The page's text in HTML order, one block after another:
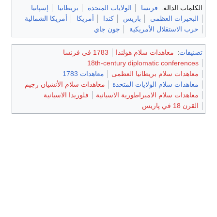
الكلمات الدالة: فرنسا الولايات المتحدة بريطانيا
إسپانيا
البحيرات العظمى
باريس كندا أمريكا
أمريكا الشمالية
حرب الاستقلال الأمريكية
جون جاي
تصنيفات: معاهدات سلام هولندا
1783 في فرنسا
18th-century diplomatic conferences
معاهدات سلام بريطانيا العظمى
معاهدات 1783
معاهدات سلام الولايات المتحدة
معاهدات سلام الأنشيان رجيم
معاهدات سلام الامبراطورية الاسبانية
فلوريدا الاسبانية
القرن 18 في پاريس